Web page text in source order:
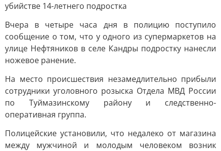
убийстве 14-летнего подростка
Вчера в четыре часа дня в полицию поступило
сообщение о том, что у одного из супермаркетов на
улице Нефтяников в селе Кандры подростку нанесли
ножевое ранение.
На место происшествия незамедлительно прибыли
сотрудники уголовного розыска Отдела МВД России
по Туймазинскому району и следственно-
оперативная группа.
Полицейские установили, что недалеко от магазина
между мужчиной и молодым человеком возник